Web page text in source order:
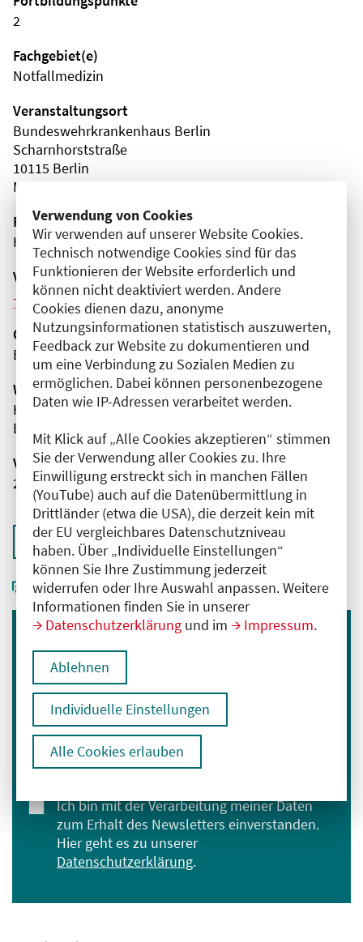
Verwendung von Cookies
Wir verwenden auf unserer Website Cookies.
Technisch notwendige Cookies sind für das
Funktionieren der Website erforderlich und
können nicht deaktiviert werden. Andere
Cookies dienen dazu, anonyme
Nutzungsinformationen statistisch auszuwerten,
Feedback zur Website zu dokumentieren und
um eine Verbindung zu Sozialen Medien zu
ermöglichen. Dabei können personenbezogene
Daten wie IP-Adressen verarbeitet werden.
Mit Klick auf „Alle Cookies akzeptieren“ stimmen
Sie der Verwendung aller Cookies zu. Ihre
Einwilligung erstreckt sich in manchen Fällen
(YouTube) auch auf die Datenübermittlung in
Drittländer (etwa die USA), die derzeit kein mit
der EU vergleichbares Datenschutzniveau
haben. Über „Individuelle Einstellungen“
können Sie Ihre Zustimmung jederzeit
widerrufen oder Ihre Auswahl anpassen. Weitere
Informationen finden Sie in unserer
Datenschutzerklärung und im Impressum.
Ablehnen
Individuelle Einstellungen
Alle Cookies erlauben
2
Fachgebiet(e)
Notfallmedizin
Veranstaltungsort
Bundeswehrkrankenhaus Berlin
Scharnhorststraße
10115 Berlin
Mitte
Fortbildungsformat
Hybrid
Veranstaltungsreihe
Weitere Veranstaltungen dieser Reihe (8)
Organisator(en)
Bundeswehrkrankenhaus Berlin
Wissenschaftliche Leitung
Herr Thorsten Tjardes
Bundeswehrkrankenhaus Berlin
Veranstaltungsnummer
2761102026025430080
Zurück zur Übersicht
Immer informiert bleiben
Melden Sie sich für unseren Newsletter an:
E-Mail-Adresse eingeben
Ich bin mit der Verarbeitung meiner Daten
zum Erhalt des Newsletters einverstanden.
Hier geht es zu unserer
Datenschutzerklärung.
Anmelden